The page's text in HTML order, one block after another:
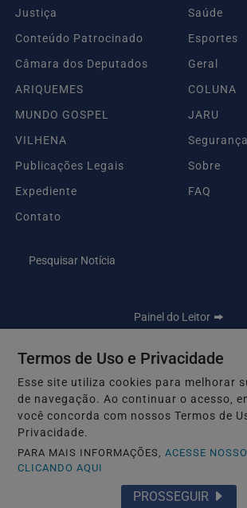
Justiça
Saúde
Conteúdo Patrocinado
Esportes
Câmara dos Deputados
Geral
ARIQUEMES
COLUNA
MUNDO GOSPEL
JARU
VILHENA
Segurança
Publicações Legais
Sobre
Expediente
FAQ
Contato
Pesquisar Notícia
Painel do Leitor
Seu Site - Todos os direitos
Termos de Uso e
Termos de Uso e Privacidade
Esse site utiliza cookies para melhorar
de navegação. Ao continuar o acesso,
você concorda com nossos Termos de
Privacidade.
PARA MAIS INFORMAÇÕES,ACESSE
CLICANDO AQUI
PROSSEGUIR